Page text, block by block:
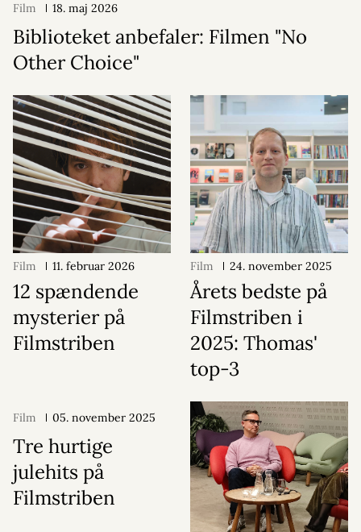
Film 18. maj 2026
Biblioteket anbefaler: Filmen "No
Other Choice"
Film 11. februar 2026
12 spændende
mysterier på
Filmstriben
Film 24. november 2025
Årets bedste på
Filmstriben i
2025: Thomas'
top-3
Film 05. november 2025
Tre hurtige
julehits på
Filmstriben